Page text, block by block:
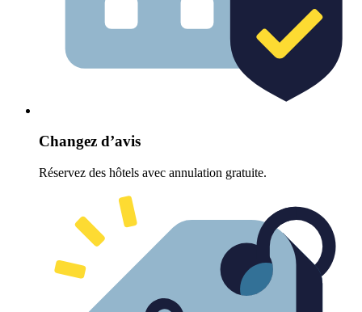
Changez d’avis
Réservez des hôtels avec annulation gratuite.